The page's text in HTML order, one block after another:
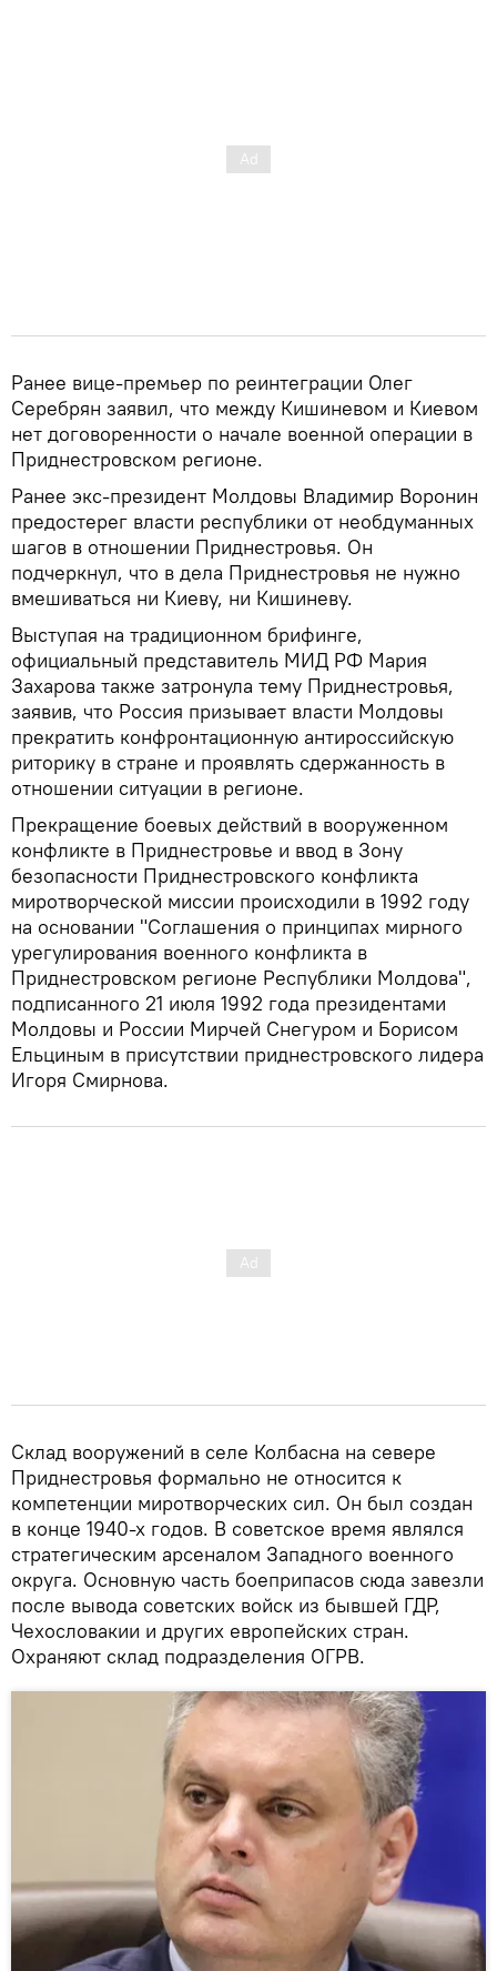
Ранее вице-премьер по реинтеграции Олег
Серебрян заявил, что между Кишиневом и Киевом
нет договоренности о начале военной операции в
Приднестровском регионе.
Ранее экс-президент Молдовы Владимир Воронин
предостерег власти республики от необдуманных
шагов в отношении Приднестровья. Он
подчеркнул, что в дела Приднестровья не нужно
вмешиваться ни Киеву, ни Кишиневу.
Выступая на традиционном брифинге,
официальный представитель МИД РФ Мария
Захарова также затронула тему Приднестровья,
заявив, что Россия призывает власти Молдовы
прекратить конфронтационную антироссийскую
риторику в стране и проявлять сдержанность в
отношении ситуации в регионе.
Прекращение боевых действий в вооруженном
конфликте в Приднестровье и ввод в Зону
безопасности Приднестровского конфликта
миротворческой миссии происходили в 1992 году
на основании "Соглашения о принципах мирного
урегулирования военного конфликта в
Приднестровском регионе Республики Молдова",
подписанного 21 июля 1992 года президентами
Молдовы и России Мирчей Снегуром и Борисом
Ельциным в присутствии приднестровского лидера
Игоря Смирнова.
Склад вооружений в селе Колбасна на севере
Приднестровья формально не относится к
компетенции миротворческих сил. Он был создан
в конце 1940-х годов. В советское время являлся
стратегическим арсеналом Западного военного
округа. Основную часть боеприпасов сюда завезли
после вывода советских войск из бывшей ГДР,
Чехословакии и других европейских стран.
Охраняют склад подразделения ОГРВ.